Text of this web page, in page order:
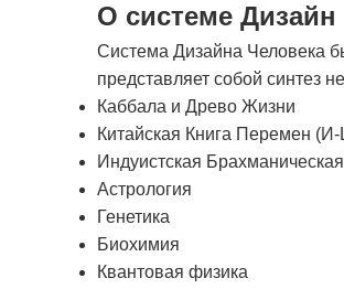
О системе Дизайн
Система Дизайна Человека
представляет собой синтез
Каббала и Древо Жизни
Китайская Книга Перемен
Индуистская
Астрология
Генетика
Биохимия
Квантовая физика